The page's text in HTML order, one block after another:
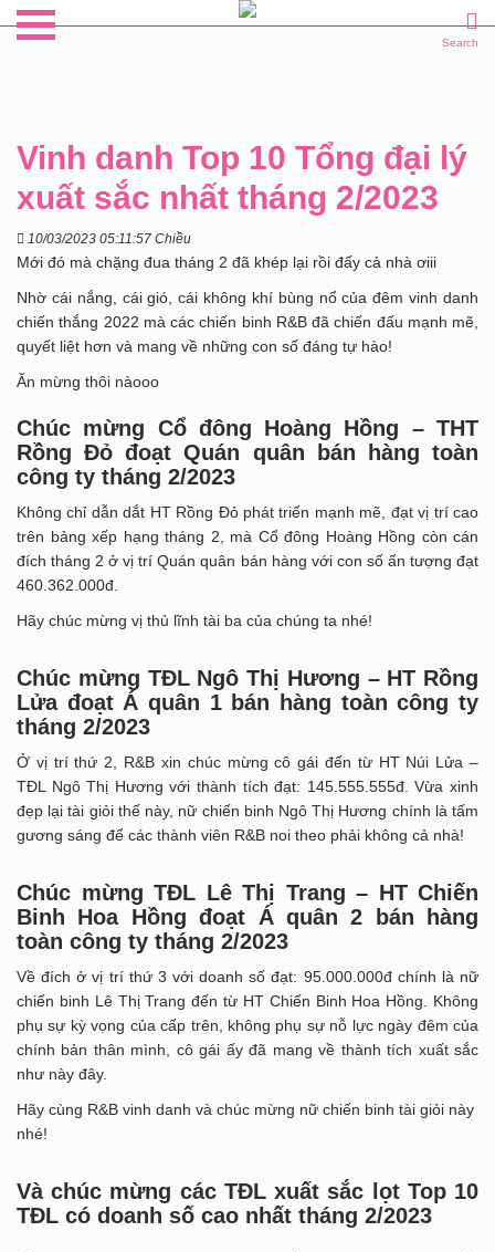
Search
Vinh danh Top 10 Tổng đại lý
xuất sắc nhất tháng 2/2023
10/03/2023 05:11:57 Chiều
Mới đó mà chặng đua tháng 2 đã khép lại rồi đấy cả nhà ơiii
Nhờ cái nắng, cái gió, cái không khí bùng nổ của đêm vinh danh
chiến thắng 2022 mà các chiến binh R&B đã chiến đấu mạnh mẽ,
quyết liệt hơn và mang về những con số đáng tự hào!
Ăn mừng thôi nàooo
Chúc mừng Cổ đông Hoàng Hồng – THT
Rồng Đỏ đoạt Quán quân bán hàng toàn
công ty tháng 2/2023
Không chỉ dẫn dắt HT Rồng Đỏ phát triển mạnh mẽ, đạt vị trí cao
trên bảng xếp hạng tháng 2, mà Cổ đông Hoàng Hồng còn cán
đích tháng 2 ở vị trí Quán quân bán hàng với con số ấn tượng đạt
460.362.000đ.
Hãy chúc mừng vị thủ lĩnh tài ba của chúng ta nhé!
Chúc mừng TĐL Ngô Thị Hương – HT Rồng
Lửa đoạt Á quân 1 bán hàng toàn công ty
tháng 2/2023
Ở vị trí thứ 2, R&B xin chúc mừng cô gái đến từ HT Núi Lửa –
TĐL Ngô Thị Hương với thành tích đạt: 145.555.555đ. Vừa xinh
đẹp lại tài giỏi thế này, nữ chiến binh Ngô Thị Hương chính là tấm
gương sáng để các thành viên R&B noi theo phải không cả nhà!
Chúc mừng TĐL Lê Thị Trang – HT Chiến
Binh Hoa Hồng đoạt Á quân 2 bán hàng
toàn công ty tháng 2/2023
Về đích ở vị trí thứ 3 với doanh số đạt: 95.000.000đ chính là nữ
chiến binh Lê Thị Trang đến từ HT Chiến Binh Hoa Hồng. Không
phụ sự kỳ vọng của cấp trên, không phụ sự nỗ lực ngày đêm của
chính bản thân mình, cô gái ấy đã mang về thành tích xuất sắc
như này đây.
Hãy cùng R&B vinh danh và chúc mừng nữ chiến binh tài giỏi này
nhé!
Và chúc mừng các TĐL xuất sắc lọt Top 10
TĐL có doanh số cao nhất tháng 2/2023